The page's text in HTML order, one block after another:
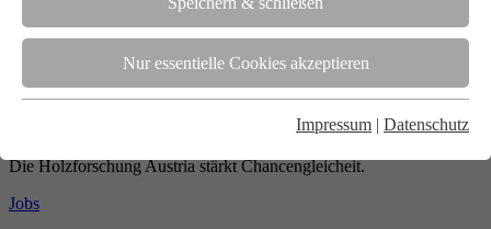
Nur essentielle Cookies akzeptieren
Impressum | Datenschutz
Team
Unsere gesamte Kompetenz ist in unseren Mitarbeiter:innen
gebündelt
Die Holzforschung Austria stärkt Chancengleicheit.
Jobs